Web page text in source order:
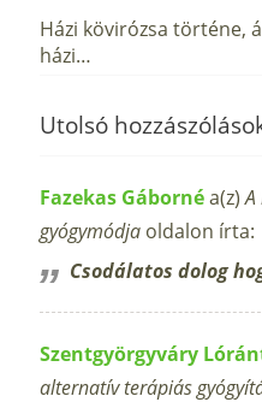
Házi kövirózsa történe,
házi…
Utolsó
Fazekas Gábornéa(z)
gyógymódja oldalon írta:
Csodálatos dolog
Szentgyörgyváry
alternatív terápiás